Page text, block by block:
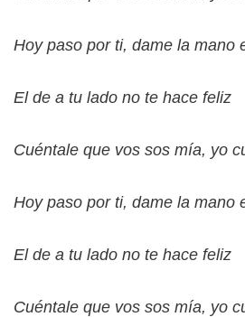
Hoy paso por ti, dame la mano
El de a tu lado no te hace feliz
Cuéntale que vos sos mía, yo
Hoy paso por ti, dame la mano
El de a tu lado no te hace feliz
Cuéntale que vos sos mía, yo